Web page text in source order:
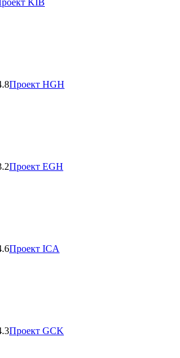
Проект HGH
Проект EGH
Проект ICA
Проект GCK